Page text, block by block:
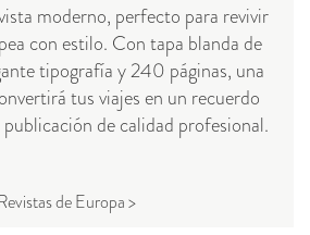
moderno, perfecto para revivir
con estilo. Con tapa blanda de
tipografía y 240 páginas, una
tus viajes en un recuerdo
de calidad profesional.
de Europa >